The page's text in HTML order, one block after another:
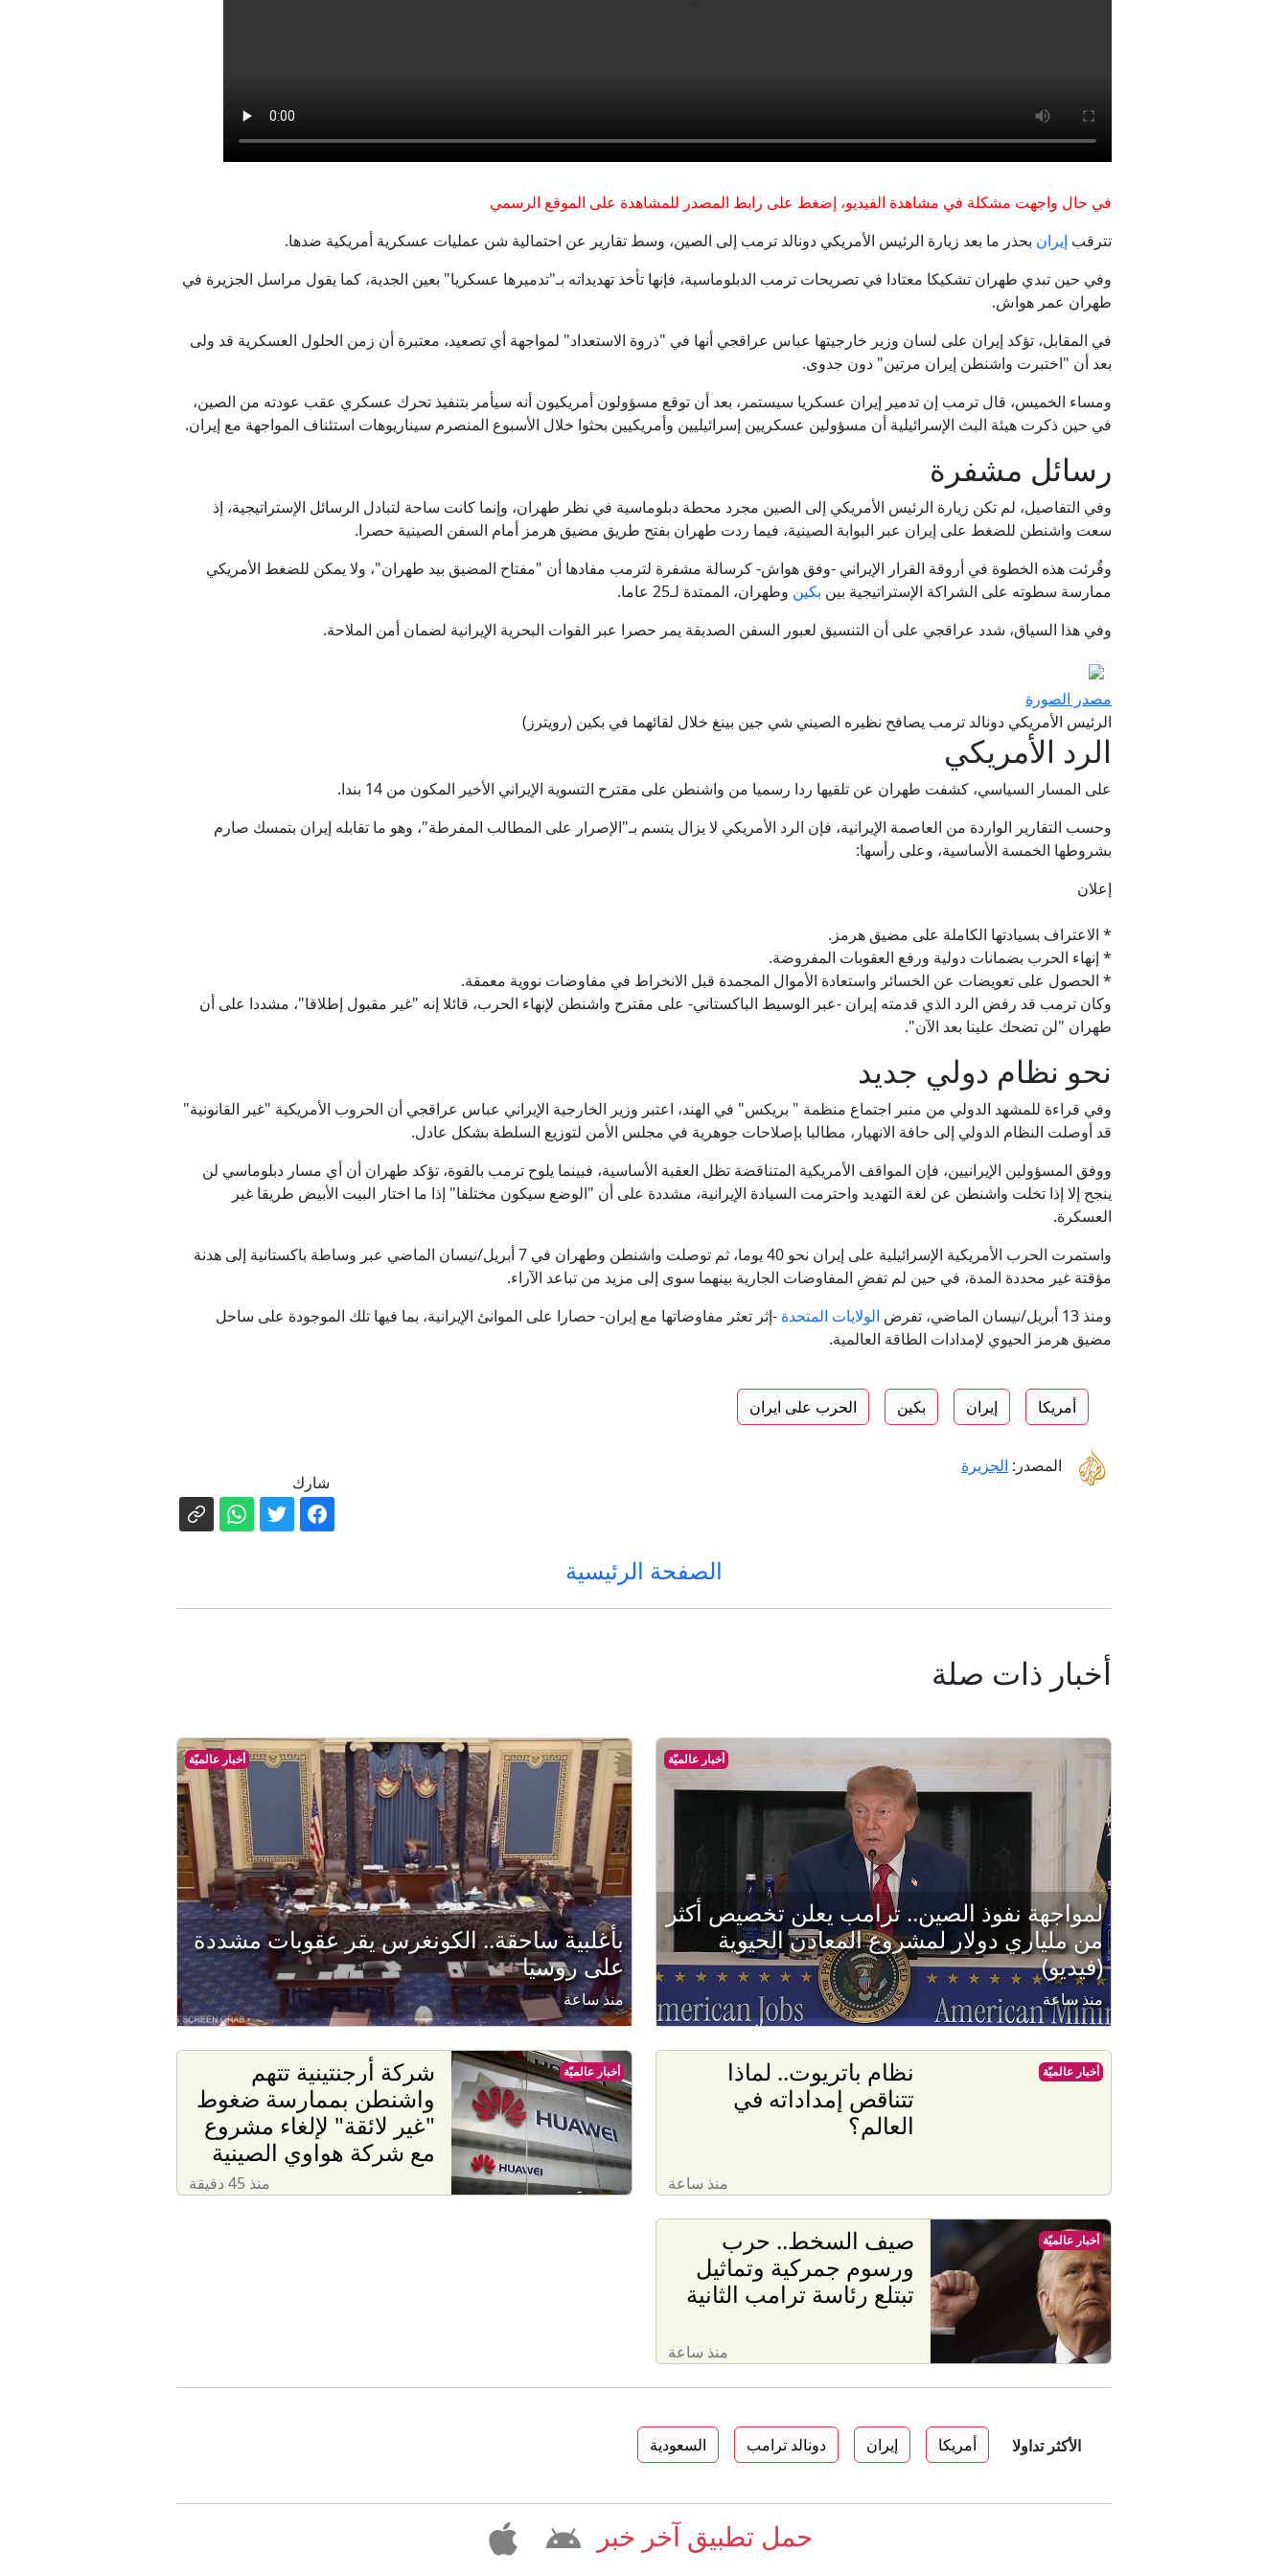
مجلس الدفاع اليمني يعلن الانعقاد الدائم ويقر تدابير لرفع الجاهزية والرد على الحوثيين
إيران.. واشنطن تبحث عن مخرج من الحرب وبزشكيان ينفي وجود خلافات داخلية
في حال واجهت مشكلة في مشاهدة الفيديو، إضغط على رابط المصدر للمشاهدة على الموقع الرسمي
تترقب إيران بحذر ما بعد زيارة الرئيس الأمريكي دونالد ترمب إلى الصين، وسط تقارير عن احتمالية شن عمليات عسكرية أمريكية ضدها.
وفي حين تبدي طهران تشكيكا معتادا في تصريحات ترمب الدبلوماسية، فإنها تأخذ تهديداته بـ"تدميرها عسكريا" بعين الجدية، كما يقول مراسل الجزيرة في
طهران عمر هواش.
في المقابل، تؤكد إيران على لسان وزير خارجيتها عباس عراقجي أنها في "ذروة الاستعداد" لمواجهة أي تصعيد، معتبرة أن زمن الحلول العسكرية قد ولى
بعد أن "اختبرت واشنطن إيران مرتين" دون جدوى.
ومساء الخميس، قال ترمب إن تدمير إيران عسكريا سيستمر، بعد أن توقع مسؤولون أمريكيون أنه سيأمر بتنفيذ تحرك عسكري عقب عودته من الصين،
في حين ذكرت هيئة البث الإسرائيلية أن مسؤولين عسكريين إسرائيليين وأمريكيين بحثوا خلال الأسبوع المنصرم سيناريوهات استئناف المواجهة مع إيران.
رسائل مشفرة
وفي التفاصيل، لم تكن زيارة الرئيس الأمريكي إلى الصين مجرد محطة دبلوماسية في نظر طهران، وإنما كانت ساحة لتبادل الرسائل الإستراتيجية، إذ
سعت واشنطن للضغط على إيران عبر البوابة الصينية، فيما ردت طهران بفتح طريق مضيق هرمز أمام السفن الصينية حصرا.
وقُرئت هذه الخطوة في أروقة القرار الإيراني -وفق هواش- كرسالة مشفرة لترمب مفادها أن "مفتاح المضيق بيد طهران"، ولا يمكن للضغط الأمريكي
ممارسة سطوته على الشراكة الإستراتيجية بين بكين وطهران، الممتدة لـ25 عاما.
وفي هذا السياق، شدد عراقجي على أن التنسيق لعبور السفن الصديقة يمر حصرا عبر القوات البحرية الإيرانية لضمان أمن الملاحة.
مصدر الصورة
الرئيس الأمريكي دونالد ترمب يصافح نظيره الصيني شي جين بينغ خلال لقائهما في بكين (رويترز)
الرد الأمريكي
على المسار السياسي، كشفت طهران عن تلقيها ردا رسميا من واشنطن على مقترح التسوية الإيراني الأخير المكون من 14 بندا.
وحسب التقارير الواردة من العاصمة الإيرانية، فإن الرد الأمريكي لا يزال يتسم بـ"الإصرار على المطالب المفرطة"، وهو ما تقابله إيران بتمسك صارم
بشروطها الخمسة الأساسية، وعلى رأسها:
إعلان
* الاعتراف بسيادتها الكاملة على مضيق هرمز.
* إنهاء الحرب بضمانات دولية ورفع العقوبات المفروضة.
* الحصول على تعويضات عن الخسائر واستعادة الأموال المجمدة قبل الانخراط في مفاوضات نووية معمقة.
وكان ترمب قد رفض الرد الذي قدمته إيران -عبر الوسيط الباكستاني- على مقترح واشنطن لإنهاء الحرب، قائلا إنه "غير مقبول إطلاقا"، مشددا على أن
طهران "لن تضحك علينا بعد الآن".
نحو نظام دولي جديد
وفي قراءة للمشهد الدولي من منبر اجتماع منظمة " بريكس" في الهند، اعتبر وزير الخارجية الإيراني عباس عراقجي أن الحروب الأمريكية "غير القانونية"
قد أوصلت النظام الدولي إلى حافة الانهيار، مطالبا بإصلاحات جوهرية في مجلس الأمن لتوزيع السلطة بشكل عادل.
ووفق المسؤولين الإيرانيين، فإن المواقف الأمريكية المتناقضة تظل العقبة الأساسية، فبينما يلوح ترمب بالقوة، تؤكد طهران أن أي مسار دبلوماسي لن
ينجح إلا إذا تخلت واشنطن عن لغة التهديد واحترمت السيادة الإيرانية، مشددة على أن "الوضع سيكون مختلفا" إذا ما اختار البيت الأبيض طريقا غير
العسكرة.
واستمرت الحرب الأمريكية الإسرائيلية على إيران نحو 40 يوما، ثم توصلت واشنطن وطهران في 7 أبريل/نيسان الماضي عبر وساطة باكستانية إلى هدنة
مؤقتة غير محددة المدة، في حين لم تفضِ المفاوضات الجارية بينهما سوى إلى مزيد من تباعد الآراء.
ومنذ 13 أبريل/نيسان الماضي، تفرض
الولايات المتحدة -إثر تعثر مفاوضاتها مع إيران- حصارا على الموانئ الإيرانية، بما فيها تلك الموجودة على ساحل
مضيق هرمز الحيوي لإمدادات الطاقة العالمية.
أمريكا إيران بكين الحرب على ايران
المصدر: الجزيرة
شارك
الصفحة الرئيسية
أخبار ذات صلة
أخبار عالميّة
لمواجهة نفوذ الصين.. ترامب يعلن تخصيص أكثر
من ملياري دولار لمشروع المعادن الحيوية
(فيديو)
منذ ساعة
أخبار عالميّة
بأغلبية ساحقة.. الكونغرس يقر عقوبات مشددة
على روسيا
منذ ساعة
نظام باتريوت.. لماذا
تتناقص إمداداته في
العالم؟
منذ ساعة
أخبار عالميّة
شركة أرجنتينية تتهم
واشنطن بممارسة ضغوط
"غير لائقة" لإلغاء مشروع
مع شركة هواوي الصينية
منذ 45 دقيقة
أخبار عالميّة
صيف السخط.. حرب
ورسوم جمركية وتماثيل
تبتلع رئاسة ترامب الثانية
منذ ساعة
أخبار عالميّة
الأكثر تداولا أمريكا إيران دونالد ترامب السعودية
حمل تطبيق آخر خبر